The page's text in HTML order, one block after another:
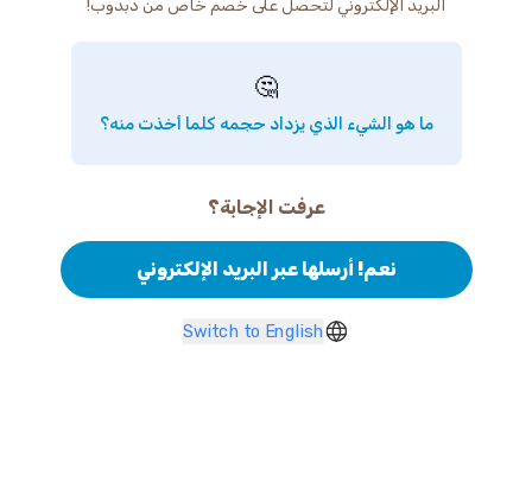
البريد الإلكتروني لتحصل على خصم خاص من دبدوب!
🤔
ما هو الشيء الذي يزداد حجمه كلما أخذت منه؟
عرفت الإجابة؟
نعم! أرسلها عبر البريد الإلكتروني
Switch to English